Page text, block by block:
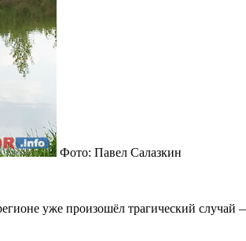
Фото: Павел Салазкин
уже произошёл трагический случай